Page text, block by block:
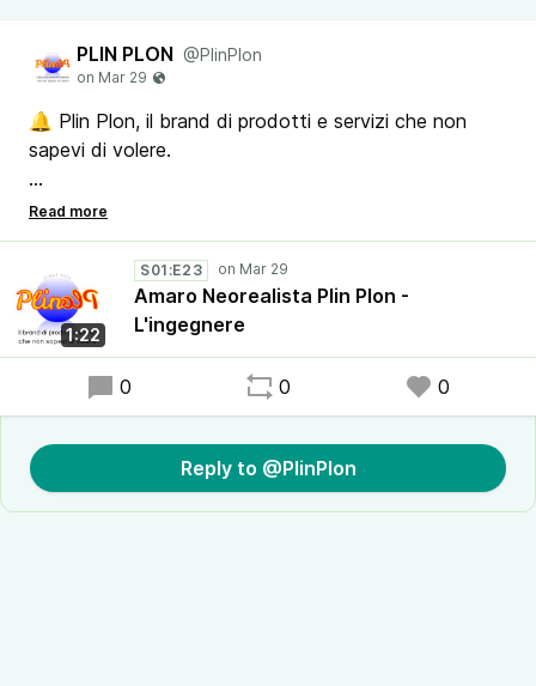
PLIN PLON @PlinPlon
🔔 Plin Plon, il brand di prodotti e servizi che non
sapevi di volere.
📢 Un amaro da offrire ai tuoi ospiti neorealisti dopo
un brutto crollo.
L'ingegere avrebbe dovuto dire che il bisogno aguzza
l'ingegno neorealista.
1:22
S01:E23
Amaro Neorealista Plin Plon -
L'ingegnere
0 0 0
Reply to @PlinPlon